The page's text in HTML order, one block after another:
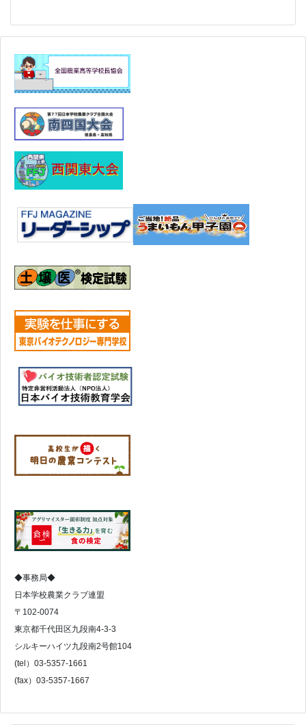
◆事務局◆
日本学校農業クラブ連盟
〒102-0074
東京都千代田区九段南4-3-3
シルキーハイツ九段南2号館104
(tel）03-5357-1661
(fax）03-5357-1667